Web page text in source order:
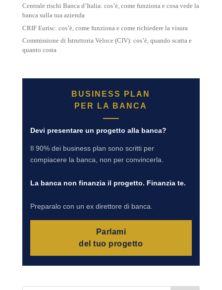
Centrale rischi Banca d’Italia: cos’è, come funziona e cosa vede la
banca sulla tua azienda
CRIF Eurisc: cos’è, come funziona e come richiedere la visura
Commissione di Istruttoria Veloce (CIV): cos’è, quando scatta e
quanto costa
BUSINESS PLAN
PER LA BANCA
Devi presentare un progetto alla banca?
Il 90% dei business plan sono scritti per
compiacere la banca, non per convincerla.
La banca non finanzia il progetto. Finanzia te.
Preparalo con un ex direttore di banca.
Parlami
del tuo progetto